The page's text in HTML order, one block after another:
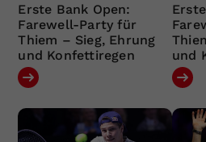
Erste Bank Open:
Farewell-Party für
Thiem – Sieg, Ehrung
und Konfettiregen
und